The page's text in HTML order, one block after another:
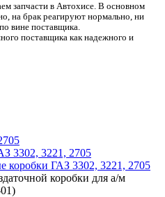
запчасти в Автохисе. В основном
на брак реагируют нормально, ни
вине поставщика.
поставщика как надежного и
3302, 3221, 2705
коробки ГАЗ 3302, 3221, 2705
коробки для а/м